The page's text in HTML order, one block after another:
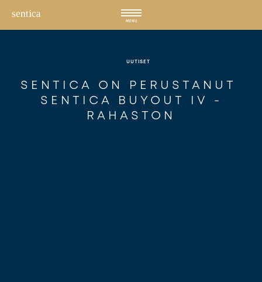
sisältöön
MENU
SENTICA ON PERUSTANUT
SENTICA BUYOUT IV -
RAHASTON
UUTISET